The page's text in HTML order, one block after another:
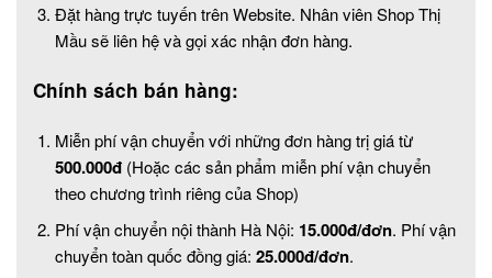
Đặt hàng trực tuyến trên Website. Nhân viên Shop Thị
Mầu sẽ liên hệ và gọi xác nhận đơn hàng.
Chính sách bán hàng:
Miễn phí vận chuyển với những đơn hàng trị giá từ
500.000đ(Hoặc các sản phẩm miễn phí vận chuyển
theo chương trình riêng của Shop)
Phí vận chuyển nội thành Hà Nội: 15.000đ/đơn. Phí vận
chuyển toàn quốc đồng giá: 25.000đ/đơn.